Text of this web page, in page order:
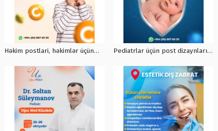
Həkim postlari, həkimlər üçün
qrafik dizayn xidmətləri
Pediatrlar üçün post dizaynları,
həkim postları, maraqlı post
dizaynları